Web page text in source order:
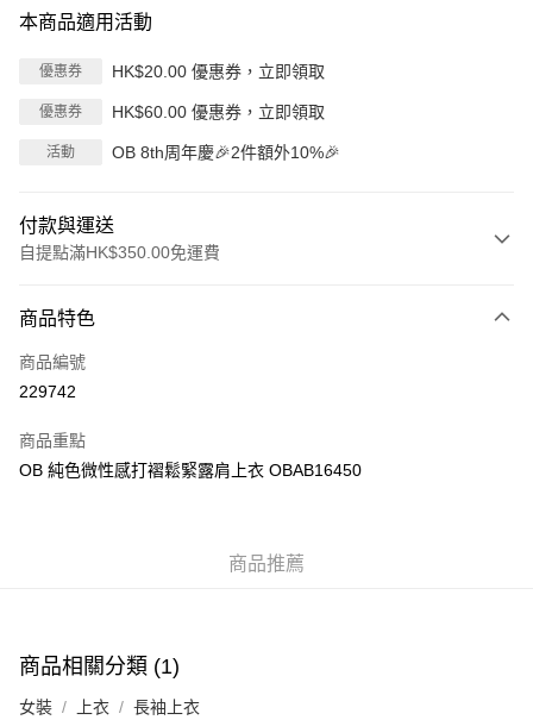
本商品適用活動
優惠券 HK$20.00 優惠券，立即領取
優惠券 HK$60.00 優惠券，立即領取
活動 OB 8th周年慶🎉2件額外10%🎉
付款與運送
自提點滿HK$350.00免運費
信用卡
Apple Pay
PayMe
付款後順豐站及營業點
每筆HK$40.00，滿HK$350.00或以上免運費
商品特色
商品編號
229742
商品重點
OB 純色微性感打褶鬆緊露肩上衣 OBAB16450
商品推薦
商品相關分類 (1)
女裝 上衣 長袖上衣